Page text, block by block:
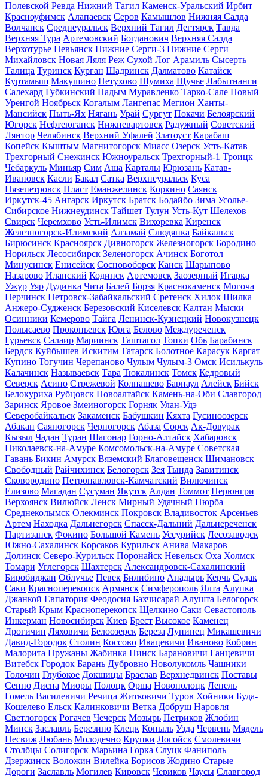
Полевской Ревда Нижний Тагил Каменск-Уральский Ирбит
Красноуфимск Алапаевск Серов Камышлов Нижняя Салда
Волчанск Среднеуральск Верхний Тагил Дегтярск Тавда
Верхняя Тура Артемовский Богданович Верхняя Салда
Верхотурье Невьянск Нижние Серги-3 Нижние Серги
Михайловск Новая Ляля Реж Сухой Лог Арамиль Сысерть
Талица Туринск Курган Шадринск Далматово Катайск
Куртамыш Макушино Петухово Шумиха Щучье Лабытнанги
Салехард Губкинский Надым Муравленко Тарко-Сале Новый
Уренгой Ноябрьск Когалым Лангепас Мегион Ханты-
Мансийск Пыть-Ях Нягань Урай Сургут Покачи Белоярский
Югорск Нефтеюганск Нижневартовск Радужный Советский
Лянтор Челябинск Верхний Уфалей Златоуст Карабаш
Копейск Кыштым Магнитогорск Миасс Озерск Усть-Катав
Трехгорный Снежинск Южноуральск Трехгорный-1 Троицк
Чебаркуль Миньяр Сим Аша Карталы Юрюзань Катав-
Ивановск Касли Бакал Сатка Верхнеуральск Куса
Нязепетровск Пласт Еманжелинск Коркино Саянск
Иркутск-45 Ангарск Иркутск Братск Бодайбо Зима Усолье-
Сибирское Нижнеудинск Тайшет Тулун Усть-Кут Шелехов
Свирск Черемхово Усть-Илимск Вихоревка Киренск
Железногорск-Илимский Алзамай Слюдянка Байкальск
Бирюсинск Красноярск Дивногорск Железногорск Бородино
Норильск Лесосибирск Зеленогорск Ачинск Боготол
Минусинск Енисейск Сосновоборск Канск Шарыпово
Назарово Иланский Кодинск Артемовск Заозерный Игарка
Ужур Уяр Дудинка Чита Балей Борзя Краснокаменск Могоча
Нерчинск Петровск-Забайкальский Сретенск Хилок Шилка
Анжеро-Судженск Березовский Киселевск Калтан Мыски
Осинники Кемерово Тайга Ленинск-Кузнецкий Новокузнецк
Полысаево Прокопьевск Юрга Белово Междуреченск
Гурьевск Салаир Мариинск Таштагол Топки Обь Барабинск
Бердск Куйбышев Искитим Татарск Болотное Карасук Каргат
Купино Тогучин Черепаново Чулым Чулым-3 Омск Исилькуль
Калачинск Называевск Тара Тюкалинск Томск Кедровый
Северск Асино Стрежевой Колпашево Барнаул Алейск Бийск
Белокуриха Рубцовск Новоалтайск Камень-на-Оби Славгород
Заринск Яровое Змеиногорск Горняк Улан-Удэ
Северобайкальск Закаменск Бабушкин Кяхта Гусиноозерск
Абакан Саяногорск Черногорск Абаза Сорск Ак-Довурак
Кызыл Чадан Туран Шагонар Горно-Алтайск Хабаровск
Николаевск-на-Амуре Комсомольск-на-Амуре Советская
Гавань Бикин Амурск Вяземский Благовещенск Шимановск
Свободный Райчихинск Белогорск Зея Тында Завитинск
Сковородино Петропавловск-Камчатский Вилючинск
Елизово Магадан Сусуман Якутск Алдан Томмот Нерюнгри
Верхоянск Вилюйск Ленск Мирный Удачный Нюрба
Среднеколымск Олекминск Покровск Владивосток Арсеньев
Артем Находка Дальнегорск Спасск-Дальний Дальнереченск
Партизанск Фокино Большой Камень Уссурийск Лесозаводск
Южно-Сахалинск Корсаков Курильск Анива Макаров
Долинск Северо-Курильск Поронайск Невельск Оха Холмск
Томари Углегорск Шахтерск Александровск-Сахалинский
Биробиджан Облучье Певек Билибино Анадырь Керчь Судак
Саки Красноперекопск Армянск Симферополь Ялта Алупка
Джанкой Евпатория Феодосия Бахчисарай Алушта Белогорск
Старый Крым Красноперекопск Щелкино Саки Севастополь
Инкерман Новосибирск Киев Брест Высокое Каменец
Дрогичин Ляховичи Белоозерск Береза Лунинец Микашевичи
Давид-Городок Столин Коссово Ивацевичи Иваново Кобрин
Малорита Пружаны Жабинка Пинск Барановичи Ганцевичи
Витебск Городок Барань Дубровно Новолукомль Чашники
Толочин Глубокое Докшицы Браслав Верхнедвинск Поставы
Сенно Дисна Миоры Полоцк Орша Новополоцк Лепель
Гомель Василевичи Речица Житковичи Туров Хойники Буда-
Кошелево Ельск Калинковичи Ветка Добруш Наровля
Светлогорск Рогачев Чечерск Мозырь Петриков Жлобин
Минск Заславль Березино Клецк Копыль Узда Червень Мядель
Несвиж Любань Молодечно Крупки Логойск Смолевичи
Столбцы Солигорск Марьина Горка Слуцк Фаниполь
Дзержинск Воложин Вилейка Борисов Жодино Старые
Дороги Заславль Могилев Кировск Чериков Чаусы Славгород